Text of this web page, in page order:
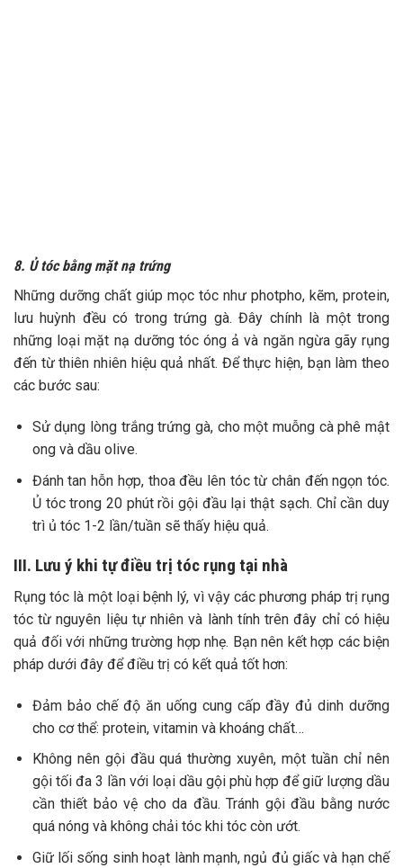
8. Ủ tóc bằng mặt nạ trứng
Những dưỡng chất giúp mọc tóc như photpho, kẽm, protein,
lưu huỳnh đều có trong trứng gà. Đây chính là một trong
những loại mặt nạ dưỡng tóc óng ả và ngăn ngừa gãy rụng
đến từ thiên nhiên hiệu quả nhất. Để thực hiện, bạn làm theo
các bước sau:
Sử dụng lòng trắng trứng gà, cho một muỗng cà phê mật
ong và dầu olive.
Đánh tan hỗn hợp, thoa đều lên tóc từ chân đến ngọn tóc.
Ủ tóc trong 20 phút rồi gội đầu lại thật sạch. Chỉ cần duy
trì ủ tóc 1-2 lần/tuần sẽ thấy hiệu quả.
III. Lưu ý khi tự điều trị tóc rụng tại nhà
Rụng tóc là một loại bệnh lý, vì vậy các phương pháp trị rụng
tóc từ nguyên liệu tự nhiên và lành tính trên đây chỉ có hiệu
quả đối với những trường hợp nhẹ. Bạn nên kết hợp các biện
pháp dưới đây để điều trị có kết quả tốt hơn:
Đảm bảo chế độ ăn uống cung cấp đầy đủ dinh dưỡng
cho cơ thể: protein, vitamin và khoáng chất…
Không nên gội đầu quá thường xuyên, một tuần chỉ nên
gội tối đa 3 lần với loại dầu gội phù hợp để giữ lượng dầu
cần thiết bảo vệ cho da đầu. Tránh gội đầu bằng nước
quá nóng và không chải tóc khi tóc còn ướt.
Giữ lối sống sinh hoạt lành mạnh, ngủ đủ giấc và hạn chế